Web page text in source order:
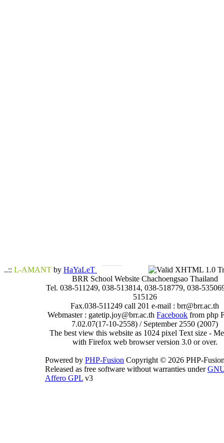
..:: L-AMANT by HaYaLeT
BRR School Website Chachoengsao Thailand
Tel. 038-511249, 038-513814, 038-518779, 038-
515126
Fax.038-511249 call 201 e-mail : brr@brr.ac.th
Webmaster : gatetip.joy@brr.ac.thFacebook from php
7.02.07(17-10-2558) / September 2550 (2007)
The best view this website as 1024 pixel Text size -
with Firefox web browser version 3.0 or over.
Powered by PHP-Fusion Copyright © 2026 PHP-
Released as free software without warranties under
Affero GPL v3